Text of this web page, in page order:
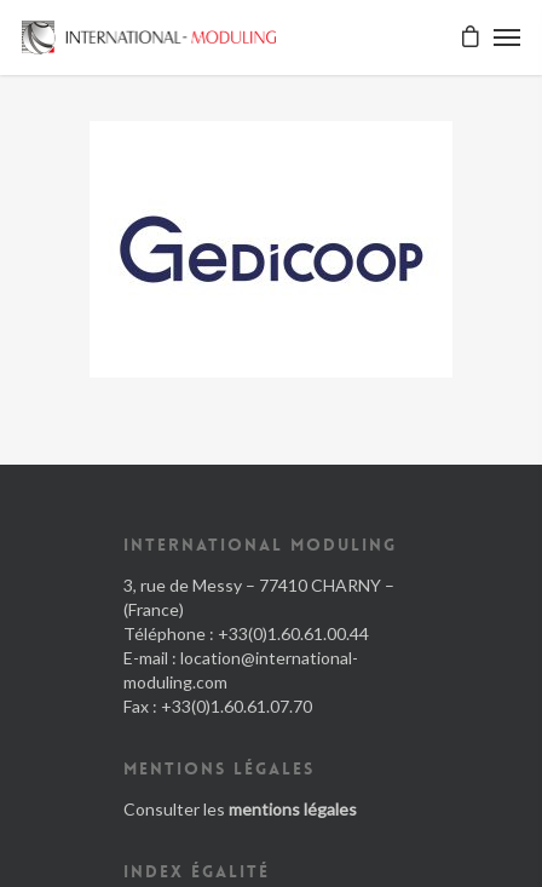
INTERNATIONAL MODULING
3, rue de Messy – 77410 CHARNY –
(France)
Téléphone : +33(0)1.60.61.00.44
E-mail : location@international-
moduling.com
Fax : +33(0)1.60.61.07.70
MENTIONS LÉGALES
Consulter les mentions légales
INDEX ÉGALITÉ